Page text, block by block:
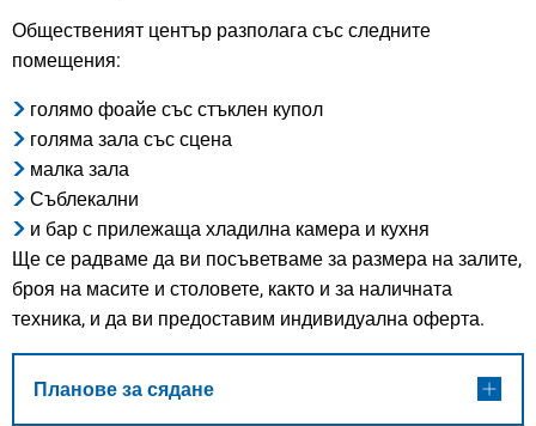
Общественият център разполага със следните
помещения:
голямо фоайе със стъклен купол
голяма зала със сцена
малка зала
Съблекални
и бар с прилежаща хладилна камера и кухня
Ще се радваме да ви посъветваме за размера на залите,
броя на масите и столовете, както и за наличната
техника, и да ви предоставим индивидуална оферта.
Планове за сядане